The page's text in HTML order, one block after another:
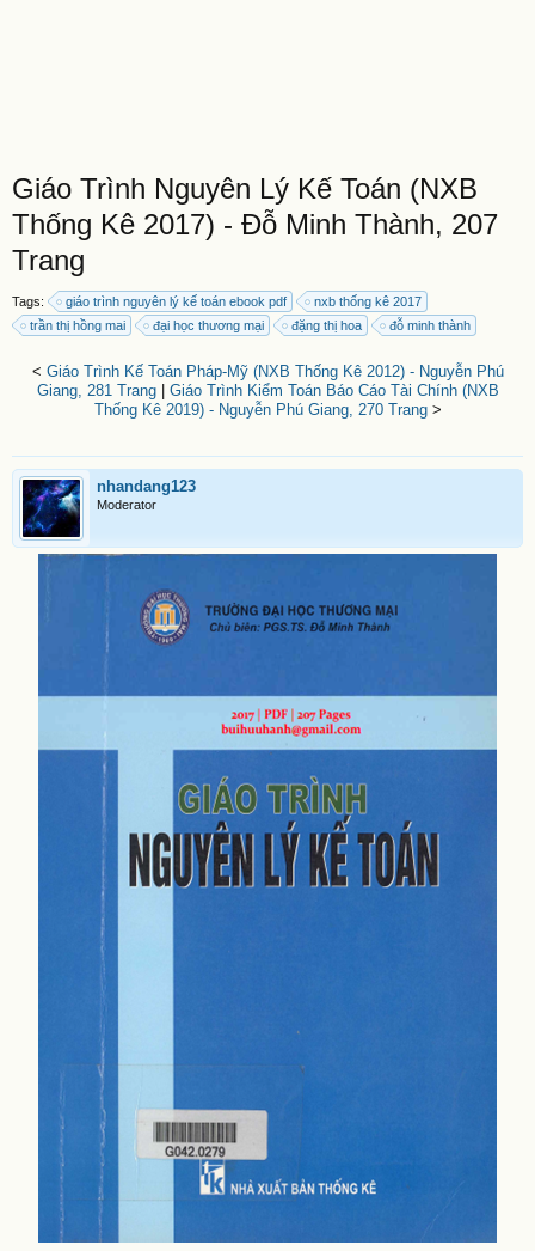
Giáo Trình Nguyên Lý Kế Toán (NXB
Thống Kê 2017) - Đỗ Minh Thành, 207
Trang
Tags: giáo trình nguyên lý kế toán ebook pdf
nxb thống kê 2017
trần thị hồng mai
đại học thương mại đặng thị hoa đỗ minh thành
< Giáo Trình Kế Toán Pháp-Mỹ (NXB Thống Kê 2012) - Nguyễn Phú
Giang, 281 Trang| Giáo Trình Kiểm Toán Báo Cáo Tài Chính (NXB
Thống Kê 2019) - Nguyễn Phú Giang, 270 Trang>
nhandang123
Moderator